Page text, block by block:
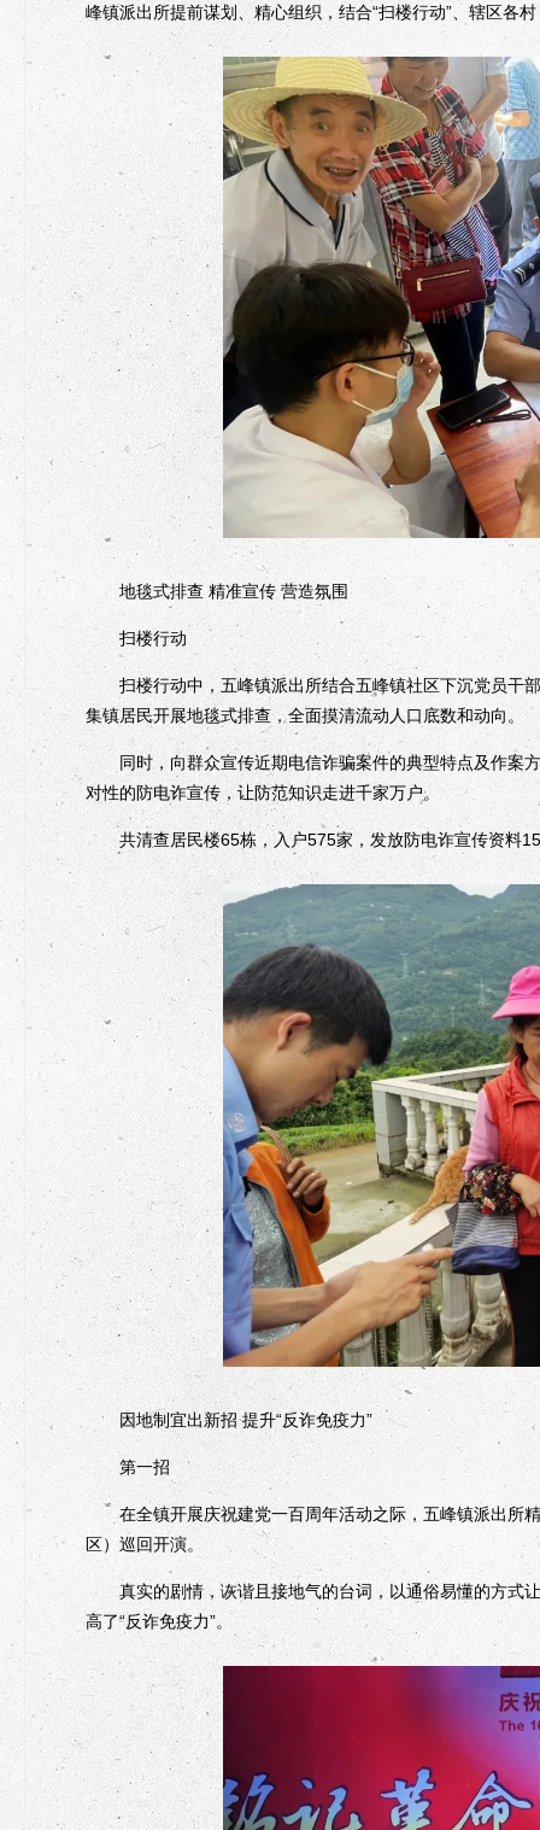
峰镇派出所提前谋划、精心组织，结合“扫楼行动”、辖区各
地毯式排查 精准宣传 营造氛围
扫楼行动
扫楼行动中，五峰镇派出所结合五峰镇社区下沉党员干部
集镇居民开展地毯式排查，全面摸清流动人口底数和动向。
同时，向群众宣传近期电信诈骗案件的典型特点及作案方
对性的防电诈宣传，让防范知识走进千家万户。
共清查居民楼65栋，入户575家，发放防电诈宣传资料
因地制宜出新招 提升“反诈免疫力”
第一招
在全镇开展庆祝建党一百周年活动之际，五峰镇派出所
区）巡回开演。
真实的剧情，诙谐且接地气的台词，以通俗易懂的方式
高了“反诈免疫力”。